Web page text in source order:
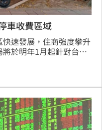
車收費區域
速發展，住商強度攀升
於明年1月起針對台鐵